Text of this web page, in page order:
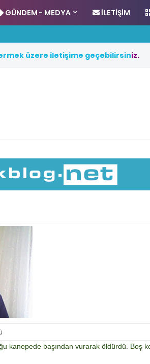
GÜNDEM - MEDYA İLETIŞIM
rmek üzere iletişime geçebilirsiniz.
kanepede başından vurarak öldürdü. Boş